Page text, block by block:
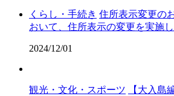
くらし・手続き 住所表示変更の
おいて、住所表示の変更を実施
2024/12/01
観光・文化・スポーツ
【大入島